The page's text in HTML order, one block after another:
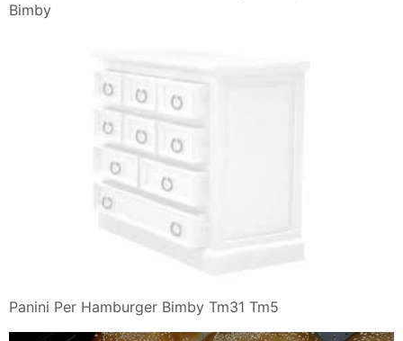
Bimby
Panini Per Hamburger Bimby Tm31 Tm5